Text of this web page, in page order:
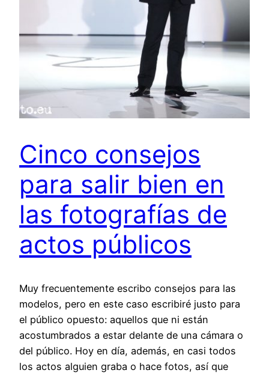
Cinco consejos
para salir bien en
las fotografías de
actos públicos
Muy frecuentemente escribo consejos para las
modelos, pero en este caso escribiré justo para
el público opuesto: aquellos que ni están
acostumbrados a estar delante de una cámara o
del público. Hoy en día, además, en casi todos
los actos alguien graba o hace fotos, así que